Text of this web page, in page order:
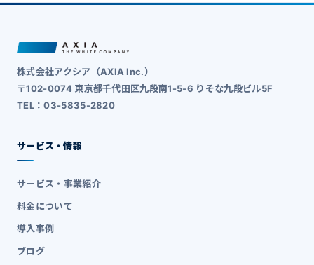
株式会社アクシア（AXIA Inc.）
〒102-0074 東京都千代田区九段南1-5-6 りそな九段ビル5F
TEL：03-5835-2820
サービス・情報
サービス・事業紹介
料金について
導入事例
ブログ